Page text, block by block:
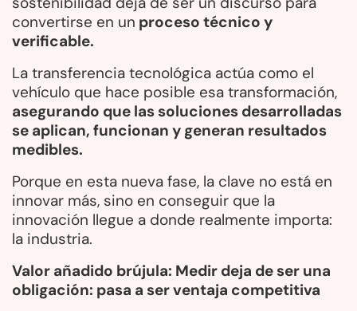
convertirse en un proceso técnico y
verificable.
La transferencia tecnológica actúa como el
vehículo que hace posible esa transformación,
asegurando que las soluciones desarrolladas
se aplican, funcionan y generan resultados
medibles.
Porque en esta nueva fase, la clave no está en
innovar más, sino en conseguir que la
innovación llegue a donde realmente importa:
la industria.
Valor añadido brújula: Medir deja de ser una
obligación: pasa a ser ventaja competitiva